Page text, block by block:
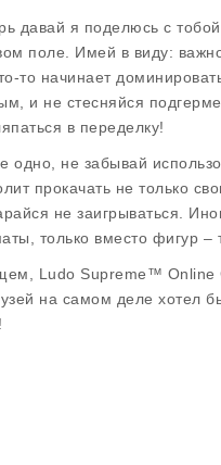
давай я поделюсь с
поле. Имей в виду:
то начинает
и не стесняйся
в переделку!
одно, не забывай
прокачать не только
не заигрываться.
только вместо фигур –
Ludo Supreme™ Online
на самом деле хотел